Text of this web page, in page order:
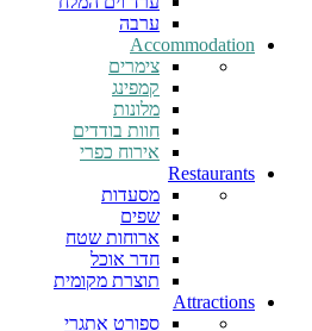
ערבה
Accommodation
צימרים
קמפינג
מלונות
חוות בודדים
אירוח כפרי
Restaurants
מסעדות
שפים
ארוחות שטח
חדר אוכל
תוצרת מקומית
Attractions
ספורט אתגרי